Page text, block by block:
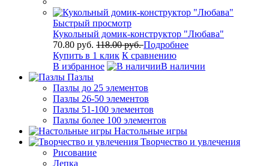
Быстрый просмотр
Кукольный домик-конструктор "Любава"
70.80 руб. 118.00 руб.Подробнее
Купить в 1 клик К сравнению
В избранное
В наличии
Пазлы
Пазлы до 25 элементов
Пазлы 26-50 элементов
Пазлы 51-100 элементов
Пазлы более 100 элементов
Настольные игры
Творчество и увлечения
Рисование
Лепка